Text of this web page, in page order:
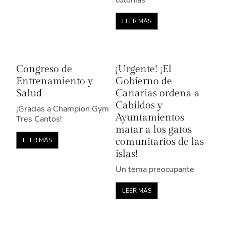
LEER MÁS
Congreso de
Entrenamiento y
Salud
¡Gracias a Champion Gym
Tres Cantos!
LEER MÁS
¡Urgente! ¡El
Gobierno de
Canarias ordena a
Cabildos y
Ayuntamientos
matar a los gatos
comunitarios de las
islas!
Un tema preocupante
LEER MÁS